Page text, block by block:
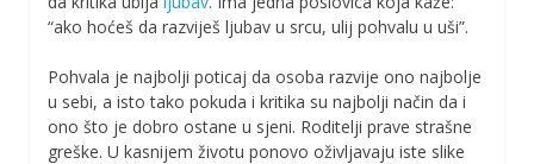
“ako hoćeš da razviješ ljubav u srcu, ulij pohvalu u uši”.
Pohvala je najbolji poticaj da osoba razvije ono najbolje
u sebi, a isto tako pokuda i kritika su najbolji način da i
ono što je dobro ostane u sjeni. Roditelji prave strašne
greške. U kasnijem životu ponovo oživljavaju iste slike